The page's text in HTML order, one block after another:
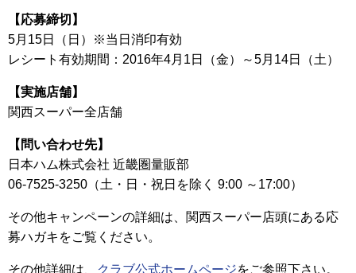
【応募締切】
5月15日（日）※当日消印有効
レシート有効期間：2016年4月1日（金）～5月14日（土）
【実施店舗】
関西スーパー全店舗
【問い合わせ先】
日本ハム株式会社 近畿圏量販部
06-7525-3250（土・日・祝日を除く 9:00 ～17:00）
その他キャンペーンの詳細は、関西スーパー店頭にある応
募ハガキをご覧ください。
その他詳細は、 クラブ公式ホームページをご参照下さい。